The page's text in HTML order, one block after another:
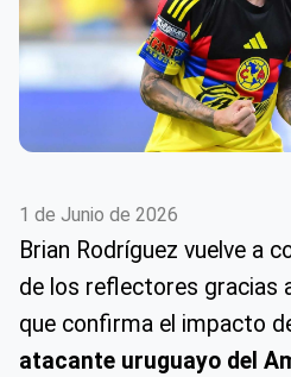
1 de Junio de 2026
Brian Rodríguez vuelve a
de los reflectores gracias
que confirma el impacto
atacante uruguayo del